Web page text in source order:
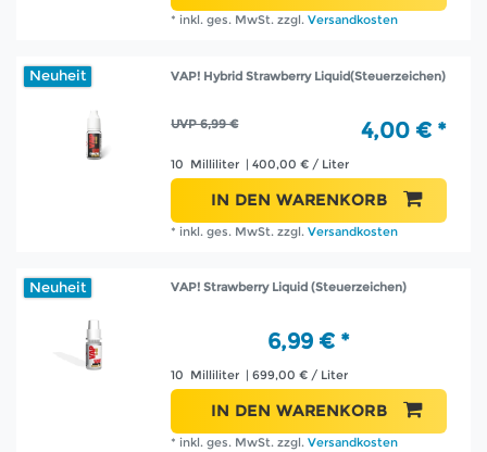
* inkl. ges. MwSt. zzgl.Versandkosten
Neuheit VAP! Hybrid Strawberry Liquid(Steuerzeichen)
UVP 6,99 € 4,00 € *
10 Milliliter | 400,00 € / Liter
IN DEN WARENKORB
* inkl. ges. MwSt. zzgl.Versandkosten
Neuheit VAP! Strawberry Liquid (Steuerzeichen)
6,99 € *
10 Milliliter | 699,00 € / Liter
IN DEN WARENKORB
* inkl. ges. MwSt. zzgl.Versandkosten